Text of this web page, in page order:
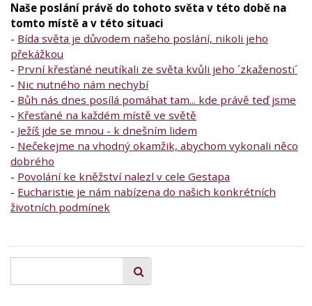
Naše poslání právě do tohoto světa v této době na
tomto místě a v této situaci
- Bída světa je důvodem našeho poslání, nikoli jeho
překážkou
- První křesťané neutíkali ze světa kvůli jeho ´zkaženosti´
- Nic nutného nám nechybí
- Bůh nás dnes posílá pomáhat tam... kde právě teď jsme
- Křesťané na každém místě ve světě
- Ježíš jde se mnou - k dnešním lidem
- Nečekejme na vhodný okamžik, abychom vykonali něco
dobrého
- Povolání ke kněžství nalezl v cele Gestapa
- Eucharistie je nám nabízena do našich konkrétních
životních podmínek